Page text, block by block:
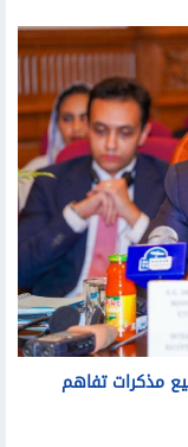
مذكرات تفاهم